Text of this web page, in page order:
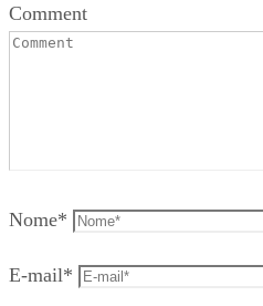
Comment
Nome*
E-mail*